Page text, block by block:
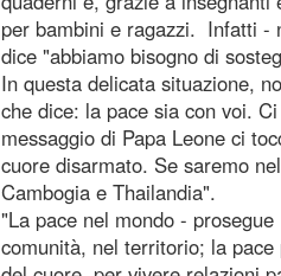
per bambini e ragazzi. Infatti -
dice "abbiamo bisogno di
In questa delicata situazione,
che dice: la pace sia con voi.
messaggio di Papa Leone ci
cuore disarmato. Se saremo
Cambogia e Thailandia".
"La pace nel mondo -
comunità, nel territorio; la